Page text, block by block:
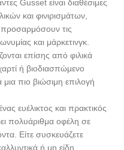
Gusset είναι διαθέσιμες
και φινιρισμάτων,
προσαρμόσουν τις
και μάρκετινγκ.
επίσης από φιλικά
ή βιοδιασπώμενο
πιο βιώσιμη επιλογή
ευέλικτος και πρακτικός
πολυάριθμα οφέλη σε
Είτε συσκευάζετε
ή μη είδη